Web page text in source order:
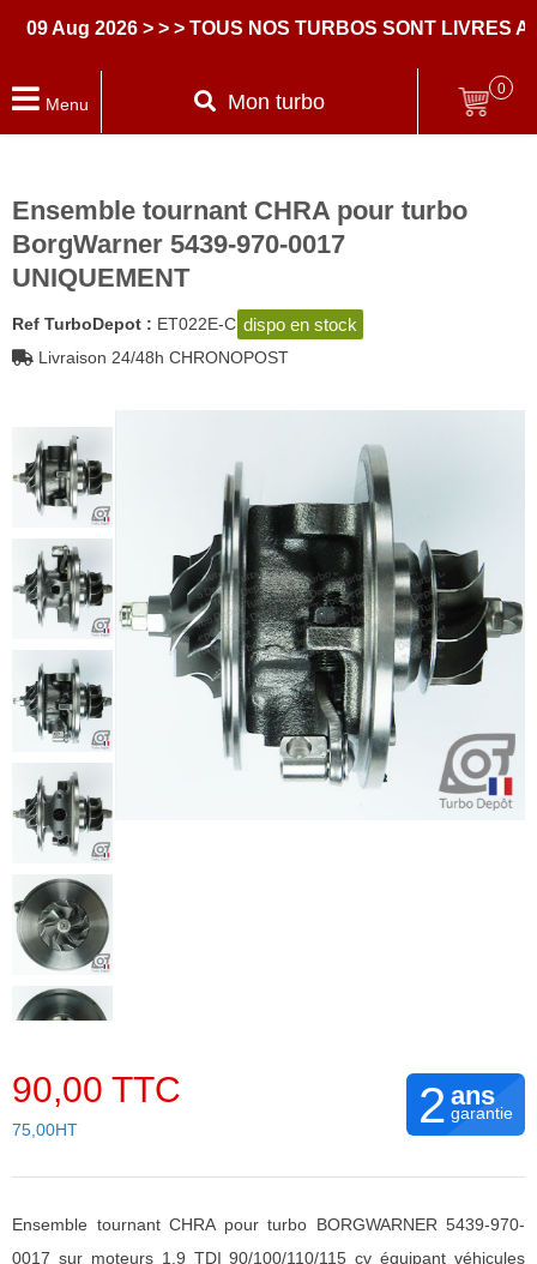
Aug 2026 > > > TOUS NOS TURBOS SONT LIVRES
Menu Mon turbo
0
Ensemble tournant CHRA pour turbo
BorgWarner 5439-970-0017
UNIQUEMENT
Ref TurboDepot : ET022E-C dispo en stock
Livraison 24/48h CHRONOPOST
90,00 TTC
75,00HT 2 ans
garantie
Ensemble tournant CHRA pour turbo BORGWARNER 5439-970-
0017 sur moteurs 1.9 TDI 90/100/110/115 cv équipant véhicules